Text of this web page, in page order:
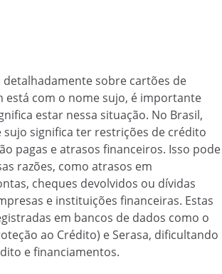
sobre cartões de
está com o nome sujo, é importante
estar nessa situação. No Brasil,
sujo significa ter restrições de crédito
pagas e atrasos financeiros. Isso pode
razões, como atrasos em
cheques devolvidos ou dívidas
e instituições financeiras. Estas
em bancos de dados como o
ao Crédito) e Serasa, dificultando
e financiamentos.